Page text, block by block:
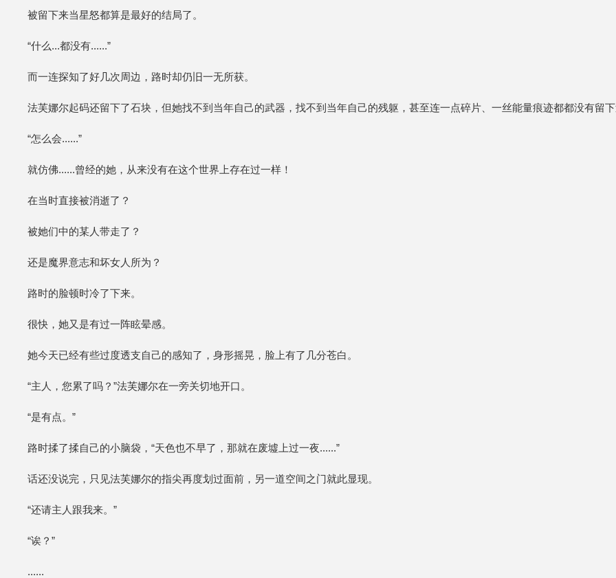
被留下来当星怒都算是最好的结局了。
“什么...都没有......”
而一连探知了好几次周边，路时却仍旧一无所获。
法芙娜尔起码还留下了石块，但她找不到当年自己的武器，找不到当年自己的残躯，甚至连一点碎片、一丝能量痕迹都都没有留
“怎么会......”
就仿佛......曾经的她，从来没有在这个世界上存在过一样！
在当时直接被消逝了？
被她们中的某人带走了？
还是魔界意志和坏女人所为？
路时的脸顿时冷了下来。
很快，她又是有过一阵眩晕感。
她今天已经有些过度透支自己的感知了，身形摇晃，脸上有了几分苍白。
“主人，您累了吗？”法芙娜尔在一旁关切地开口。
“是有点。”
路时揉了揉自己的小脑袋，“天色也不早了，那就在废墟上过一夜......”
话还没说完，只见法芙娜尔的指尖再度划过面前，另一道空间之门就此显现。
“还请主人跟我来。”
“诶？”
......